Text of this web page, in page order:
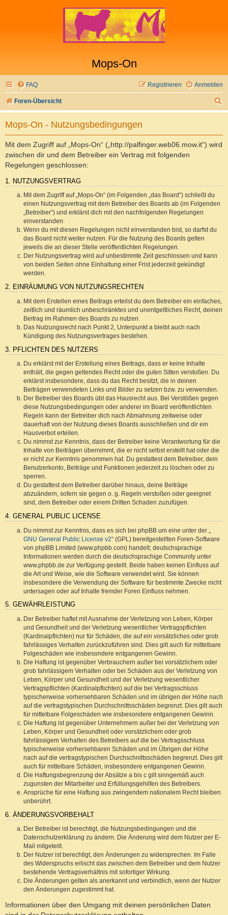
Mops-On
FAQ Anmelden
Registrieren
Foren-Übersicht
u
Mops-On - Nutzungsbedingungen
Mit dem Zugriff auf „Mops-On“ („http://palfinger.web06.mow.it“) wird
zwischen dir und dem Betreiber ein Vertrag mit folgenden
Regelungen geschlossen:
1. NUTZUNGSVERTRAG
Mit dem Zugriff auf „Mops-On“ (im Folgenden „das Board“) schließt du
einen Nutzungsvertrag mit dem Betreiber des Boards ab (im Folgenden
„Betreiber“) und erklärst dich mit den nachfolgenden Regelungen
einverstanden.
Wenn du mit diesen Regelungen nicht einverstanden bist, so darfst du
das Board nicht weiter nutzen. Für die Nutzung des Boards gelten
jeweils die an dieser Stelle veröffentlichten Regelungen.
Der Nutzungsvertrag wird auf unbestimmte Zeit geschlossen und kann
von beiden Seiten ohne Einhaltung einer Frist jederzeit gekündigt
werden.
2. EINRÄUMUNG VON NUTZUNGSRECHTEN
Mit dem Erstellen eines Beitrags erteilst du dem Betreiber ein einfaches,
zeitlich und räumlich unbeschränktes und unentgeltliches Recht, deinen
Beitrag im Rahmen des Boards zu nutzen.
Das Nutzungsrecht nach Punkt 2, Unterpunkt a bleibt auch nach
Kündigung des Nutzungsvertrages bestehen.
3. PFLICHTEN DES NUTZERS
Du erklärst mit der Erstellung eines Beitrags, dass er keine Inhalte
enthält, die gegen geltendes Recht oder die guten Sitten verstoßen. Du
erklärst insbesondere, dass du das Recht besitzt, die in deinen
Beiträgen verwendeten Links und Bilder zu setzen bzw. zu verwenden.
Der Betreiber des Boards übt das Hausrecht aus. Bei Verstößen gegen
diese Nutzungsbedingungen oder anderer im Board veröffentlichten
Regeln kann der Betreiber dich nach Abmahnung zeitweise oder
dauerhaft von der Nutzung dieses Boards ausschließen und dir ein
Hausverbot erteilen.
Du nimmst zur Kenntnis, dass der Betreiber keine Verantwortung für die
Inhalte von Beiträgen übernimmt, die er nicht selbst erstellt hat oder die
er nicht zur Kenntnis genommen hat. Du gestattest dem Betreiber, dein
Benutzerkonto, Beiträge und Funktionen jederzeit zu löschen oder zu
sperren.
Du gestattest dem Betreiber darüber hinaus, deine Beiträge
abzuändern, sofern sie gegen o. g. Regeln verstoßen oder geeignet
sind, dem Betreiber oder einem Dritten Schaden zuzufügen.
4. GENERAL PUBLIC LICENSE
Du nimmst zur Kenntnis, dass es sich bei phpBB um eine unter der „
GNU General Public License v2“ (GPL) bereitgestellten Foren-Software
von phpBB Limited (www.phpbb.com) handelt; deutschsprachige
Informationen werden durch die deutschsprachige Community unter
www.phpbb.de zur Verfügung gestellt. Beide haben keinen Einfluss auf
die Art und Weise, wie die Software verwendet wird. Sie können
insbesondere die Verwendung der Software für bestimmte Zwecke nicht
untersagen oder auf Inhalte fremder Foren Einfluss nehmen.
5. GEWÄHRLEISTUNG
Der Betreiber haftet mit Ausnahme der Verletzung von Leben, Körper
und Gesundheit und der Verletzung wesentlicher Vertragspflichten
(Kardinalpflichten) nur für Schäden, die auf ein vorsätzliches oder grob
fahrlässiges Verhalten zurückzuführen sind. Dies gilt auch für mittelbare
Folgeschäden wie insbesondere entgangenen Gewinn.
Die Haftung ist gegenüber Verbrauchern außer bei vorsätzlichem oder
grob fahrlässigem Verhalten oder bei Schäden aus der Verletzung von
Leben, Körper und Gesundheit und der Verletzung wesentlicher
Vertragspflichten (Kardinalpflichten) auf die bei Vertragsschluss
typischerweise vorhersehbaren Schäden und im übrigen der Höhe nach
auf die vertragstypischen Durchschnittsschäden begrenzt. Dies gilt auch
für mittelbare Folgeschäden wie insbesondere entgangenen Gewinn.
Die Haftung ist gegenüber Unternehmern außer bei der Verletzung von
Leben, Körper und Gesundheit oder vorsätzlichem oder grob
fahrlässigem Verhalten des Betreibers auf die bei Vertragsschluss
typischerweise vorhersehbaren Schäden und im Übrigen der Höhe
nach auf die vertragstypischen Durchschnittsschäden begrenzt. Dies gilt
auch für mittelbare Schäden, insbesondere entgangenen Gewinn.
Die Haftungsbegrenzung der Absätze a bis c gilt sinngemäß auch
zugunsten der Mitarbeiter und Erfüllungsgehilfen des Betreibers.
Ansprüche für eine Haftung aus zwingendem nationalem Recht bleiben
unberührt.
6. ÄNDERUNGSVORBEHALT
Der Betreiber ist berechtigt, die Nutzungsbedingungen und die
Datenschutzerklärung zu ändern. Die Änderung wird dem Nutzer per E-
Mail mitgeteilt.
Der Nutzer ist berechtigt, den Änderungen zu widersprechen. Im Falle
des Widerspruchs erlischt das zwischen dem Betreiber und dem Nutzer
bestehende Vertragsverhältnis mit sofortiger Wirkung.
Die Änderungen gelten als anerkannt und verbindlich, wenn der Nutzer
den Änderungen zugestimmt hat.
Informationen über den Umgang mit deinen persönlichen Daten